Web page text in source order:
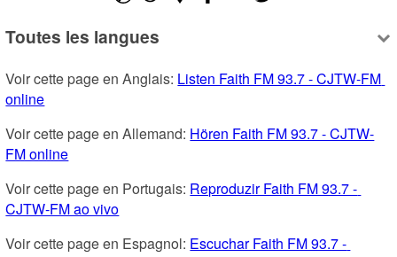
Toutes les langues
Voir cette page en Anglais: Listen Faith FM 93.7 - CJTW-FM
online
Voir cette page en Allemand: Hören Faith FM 93.7 - CJTW-
FM online
Voir cette page en Portugais: Reproduzir Faith FM 93.7 -
CJTW-FM ao vivo
Voir cette page en Espagnol: Escuchar Faith FM 93.7 -